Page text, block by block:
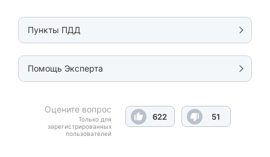
Пункты ПДД
Помощь Эксперта
Оцените вопрос
Только для
зарегистрированных
пользователей
622 51